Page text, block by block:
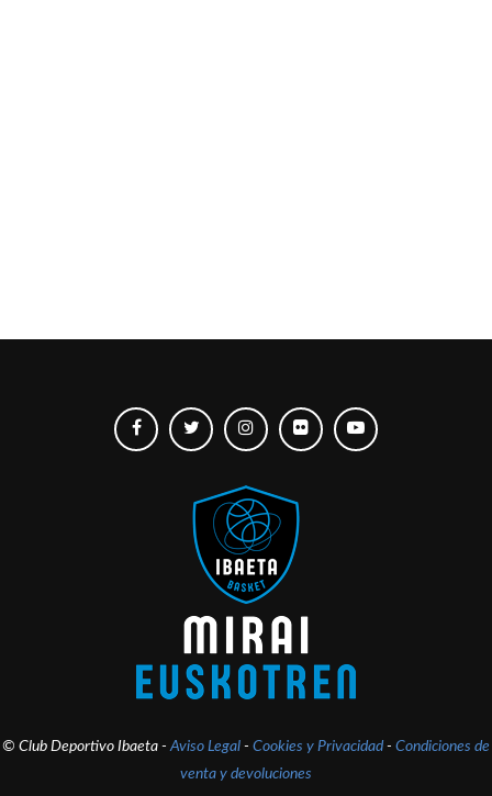
© Club Deportivo Ibaeta -Aviso Legal - Cookies y Privacidad - Condiciones de
venta y devoluciones